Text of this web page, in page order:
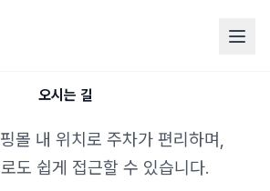
오시는 길
몰 내 위치로 주차가 편리하며,
도 쉽게 접근할 수 있습니다.